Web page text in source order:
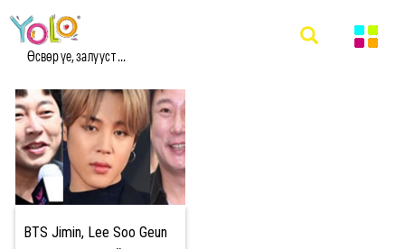
Өсвөр үе, залууст ...
#LEE SOO GEUN МЭДЭЭ
BTS Jimin, Lee Soo Geun